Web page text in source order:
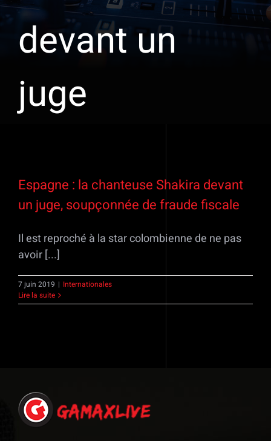
devant un
juge
Espagne : la chanteuse Shakira devant
un juge, soupçonnée de fraude fiscale
Il est reproché à la star colombienne de ne pas
avoir [...]
7 juin 2019 | Internationales
Lire la suite